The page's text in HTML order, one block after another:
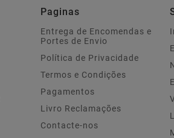
Paginas
Entrega de Encomendas e
Portes de Envio
Política de Privacidade
Termos e Condições
Pagamentos
Livro Reclamações
Contacte-nos